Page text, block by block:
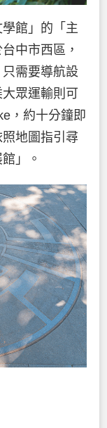
館」的「主
中市西區，
需要導航設
眾運輸則可
，約十分鐘即
地圖指引尋
」。